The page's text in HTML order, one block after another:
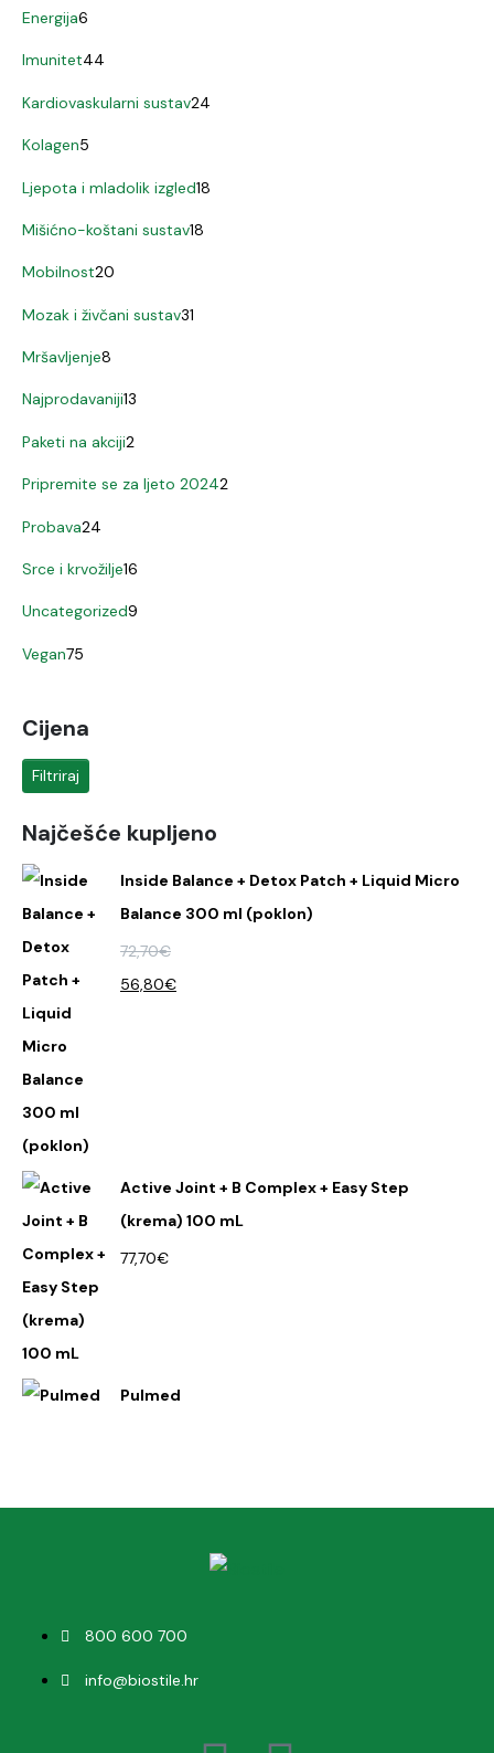
Energija6
Imunitet44
Kardiovaskularni sustav24
Kolagen5
Ljepota i mladolik izgled18
Mišićno-koštani sustav18
Mobilnost20
Mozak i živčani sustav31
Mršavljenje8
Najprodavaniji13
Paketi na akciji2
Pripremite se za ljeto 20242
Probava24
Srce i krvožilje16
Uncategorized9
Vegan75
Cijena
Filtriraj
Najčešće kupljeno
Inside Balance + Detox Patch + Liquid Micro
Balance 300 ml (poklon)
72,70€
56,80€
Active Joint + B Complex + Easy Step
(krema) 100 mL
77,70€
Pulmed
800 600 700
info@biostile.hr